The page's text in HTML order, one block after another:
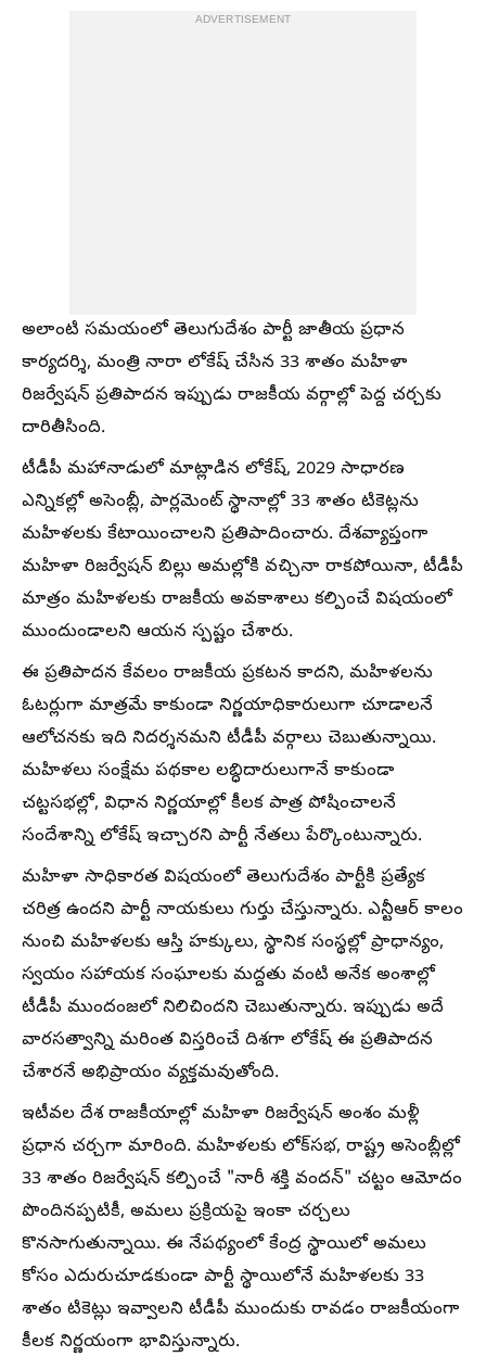
ADVERTISEMENT
అలాంటి సమయంలో తెలుగుదేశం పార్టీ జాతీయ ప్రధాన
కార్యదర్శి, మంత్రి నారా లోకేష్ చేసిన 33 శాతం మహిళా
రిజర్వేషన్ ప్రతిపాదన ఇప్పుడు రాజకీయ వర్గాల్లో పెద్ద చర్చకు
దారితీసింది.
టీడీపీ మహానాడులో మాట్లాడిన లోకేష్, 2029 సాధారణ
ఎన్నికల్లో అసెంబ్లీ, పార్లమెంట్ స్థానాల్లో 33 శాతం టికెట్లను
మహిళలకు కేటాయించాలని ప్రతిపాదించారు. దేశవ్యాప్తంగా
మహిళా రిజర్వేషన్ బిల్లు అమల్లోకి వచ్చినా రాకపోయినా, టీడీపీ
మాత్రం మహిళలకు రాజకీయ అవకాశాలు కల్పించే విషయంలో
ముందుండాలని ఆయన స్పష్టం చేశారు.
ఈ ప్రతిపాదన కేవలం రాజకీయ ప్రకటన కాదని, మహిళలను
ఓటర్లుగా మాత్రమే కాకుండా నిర్ణయాధికారులుగా చూడాలనే
ఆలోచనకు ఇది నిదర్శనమని టీడీపీ వర్గాలు చెబుతున్నాయి.
మహిళలు సంక్షేమ పథకాల లబ్ధిదారులుగానే కాకుండా
చట్టసభల్లో, విధాన నిర్ణయాల్లో కీలక పాత్ర పోషించాలనే
సందేశాన్ని లోకేష్ ఇచ్చారని పార్టీ నేతలు పేర్కొంటున్నారు.
మహిళా సాధికారత విషయంలో తెలుగుదేశం పార్టీకి ప్రత్యేక
చరిత్ర ఉందని పార్టీ నాయకులు గుర్తు చేస్తున్నారు. ఎన్టీఆర్ కాలం
నుంచి మహిళలకు ఆస్తి హక్కులు, స్థానిక సంస్థల్లో ప్రాధాన్యం,
స్వయం సహాయక సంఘాలకు మద్దతు వంటి అనేక అంశాల్లో
టీడీపీ ముందంజలో నిలిచిందని చెబుతున్నారు. ఇప్పుడు అదే
వారసత్వాన్ని మరింత విస్తరించే దిశగా లోకేష్ ఈ ప్రతిపాదన
చేశారనే అభిప్రాయం వ్యక్తమవుతోంది.
ఇటీవల దేశ రాజకీయాల్లో మహిళా రిజర్వేషన్ అంశం మళ్లీ
ప్రధాన చర్చగా మారింది. మహిళలకు లోక్‌సభ, రాష్ట్ర అసెంబ్లీల్లో
33 శాతం రిజర్వేషన్ కల్పించే "నారీ శక్తి వందన్" చట్టం ఆమోదం
పొందినప్పటికీ, అమలు ప్రక్రియపై ఇంకా చర్చలు
కొనసాగుతున్నాయి. ఈ నేపథ్యంలో కేంద్ర స్థాయిలో అమలు
కోసం ఎదురుచూడకుండా పార్టీ స్థాయిలోనే మహిళలకు 33
శాతం టికెట్లు ఇవ్వాలని టీడీపీ ముందుకు రావడం రాజకీయంగా
కీలక నిర్ణయంగా భావిస్తున్నారు.